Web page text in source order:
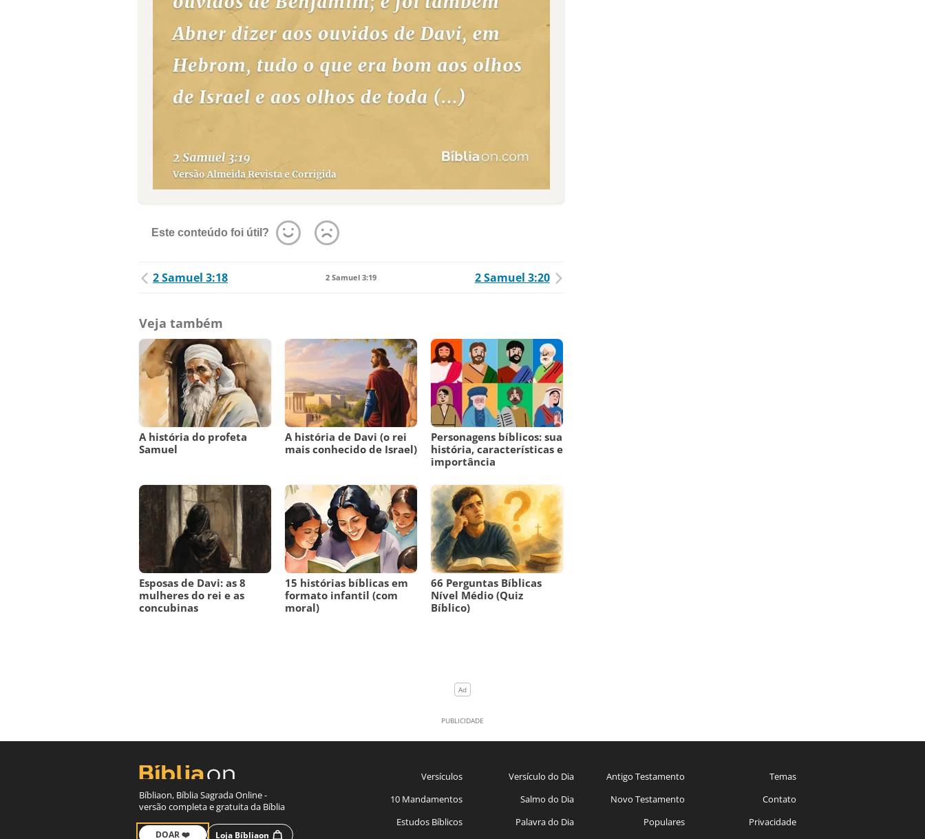
Este conteúdo foi útil?
2 Samuel 3:18 2 Samuel 3:19 2 Samuel 3:20
Veja também
A história do profeta
Samuel
A história de Davi (o rei
mais conhecido de Israel)
Personagens bíblicos: sua
história, características e
importância
Esposas de Davi: as 8
mulheres do rei e as
concubinas
15 histórias bíblicas em
formato infantil (com
moral)
66 Perguntas Bíblicas
Nível Médio (Quiz
Bíblico)
Bíbliaon, Bíblia Sagrada Online -
versão completa e gratuita da Bíblia
DOAR ❤️ Loja Bíbliaon
Versículos
10 Mandamentos
Estudos Bíblicos
Versículo do Dia
Salmo do Dia
Palavra do Dia
Antigo Testamento
Novo Testamento
Populares
Temas
Contato
Privacidade